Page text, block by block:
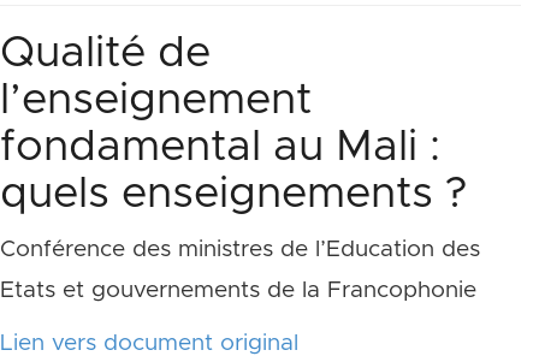
Qualité de
l’enseignement
fondamental au Mali :
quels enseignements ?
Conférence des ministres de l’Education des
Etats et gouvernements de la Francophonie
Lien vers document original